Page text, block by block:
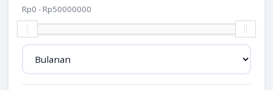
Rp0 - Rp50000000